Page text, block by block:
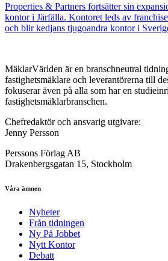
Properties & Partners fortsätter sin
kontor i Järfälla. Kontoret leds av
och blir kedjans tjugoandra kontor i
MäklarVärlden är en branschneutral
fastighetsmäklare och leverantörerna till
fokuserar även på alla som har en
fastighetsmäklarbranschen.
Chefredaktör och ansvarig utgivare:
Jenny Persson
Perssons Förlag AB
Drakenbergsgatan 15, Stockholm
Våra ämnen
Nyheter
Från tidningen
Ny På Jobbet
Nytt Kontor
Debatt